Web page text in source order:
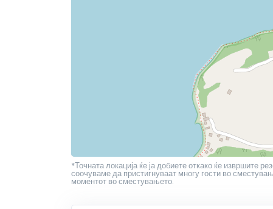
*Точната локација ќе ја добиете откако ќе извршите
соочуваме да пристигнуваат многу гости во
моментот во сместувањето.